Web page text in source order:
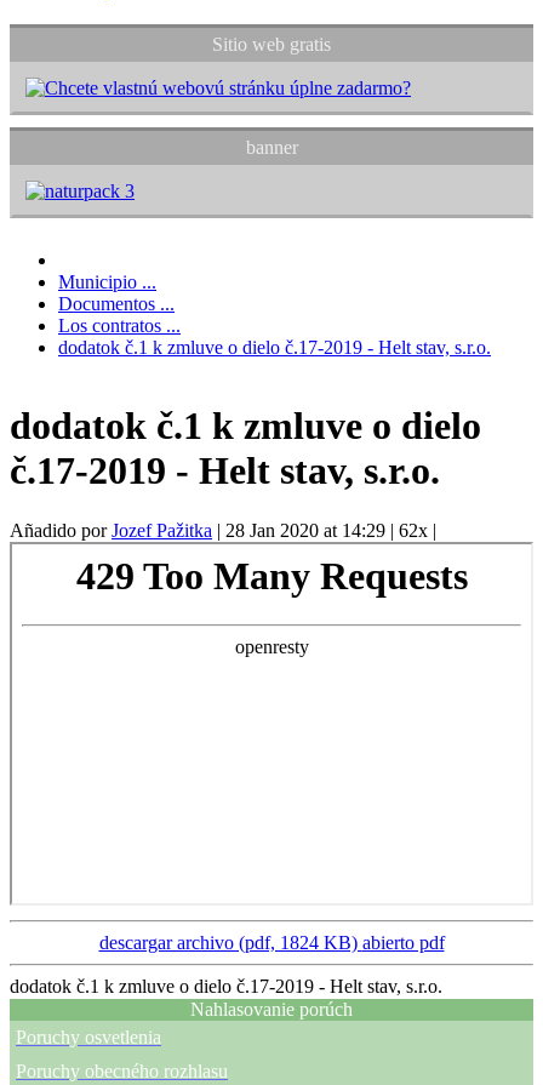
Sitio web gratis
banner
Municipio ...
Documentos ...
Los contratos ...
dodatok č.1 k zmluve o dielo č.17-2019 - Helt stav, s.r.o.
dodatok č.1 k zmluve o dielo
č.17-2019 - Helt stav, s.r.o.
Añadido porJozef Pažitka | 28 Jan 2020 at 14:29 | 62x |
descargar archivo (pdf, 1824 KB) abierto pdf
dodatok č.1 k zmluve o dielo č.17-2019 - Helt stav, s.r.o.
Nahlasovanie porúch
Poruchy osvetlenia
Poruchy obecného rozhlasu